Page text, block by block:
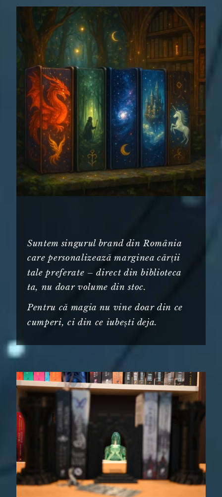
Suntem singurul brand din România
care personalizează marginea cărții
tale preferate – direct din biblioteca
ta, nu doar volume din stoc.
Pentru că magia nu vine doar din ce
cumperi, ci din ce iubești deja.